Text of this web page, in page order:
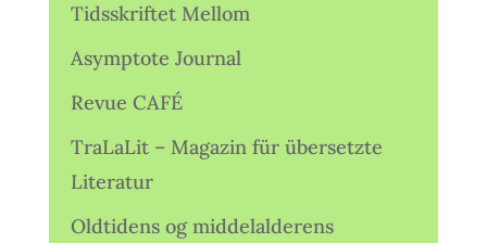
Tidsskriftet Mellom
Asymptote Journal
Revue CAFÉ
TraLaLit – Magazin für übersetzte
Literatur
Oldtidens og middelalderens